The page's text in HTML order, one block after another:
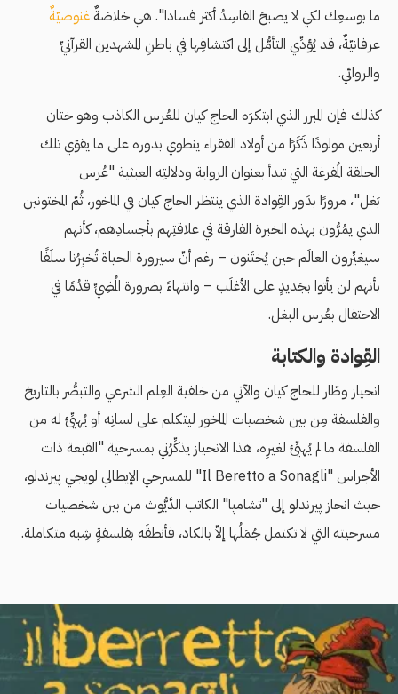
ما بوسعِك لكي لا يصبحَ الفاسِدُ أكثر فسادا". هي خلاصَةٌ غنوصيّةٌ
عرفانيّةٌ، قد يُؤدِّي التأمُّل إلى اكتشافِها في باطنِ المشهدين القرآنيِّ
والروائي.
كذلك فإن المبرر الذي ابتكرَه الحاج كيان للعُرس الكاذب وهو ختان
أربعين مولودًا ذَكَرًا من أولاد الفقراء ينطوي بدوره على ما يقوّي تلك
الحلقة المُفرغة التي تبدأ بعنوان الرواية ودلالتِه العبثية "عُرس
بَغل"، مرورًا بدَور القِوادة الذي ينتظر الحاج كيان في الماخور، ثُمّ المختونين
الذي يمُرُّون بهذه الخبرة الفارقة في علاقتِهم بأجسادِهم، كأنهم
سيغيِّرون العالَم حين يُختَنون – رغم أنّ سيرورة الحياة تُخبِرُنا سلَفًا
بأنهم لن يأتوا بجَديدٍ على الأغلَب – وانتهاءً بضرورة المُضِيِّ قدُمًا في
الاحتفال بعُرس البغل.
القِوادة والكتابة
انحياز وطّار للحاج كيان والآتي من خلفية العِلم الشرعي والتبصُّر بالتاريخ
والفلسفة مِن بين شخصيات الماخور ليتكلم على لسانِه أو يُهيِّئ له من
الفلسفة ما لم يُهيِّئ لغيرِه، هذا الانحياز يذكِّرُني بمسرحية "القبعة ذات
الأجراس "Il Beretto a Sonagli" للمسرحي الإيطالي لويجي پيرندلو،
حيث انحاز پيرندلو إلى "تشامپا" الكاتب الدَّيُّوث من بين شخصيات
مسرحيته التي لا تكتمل جُمَلُها إلاّ بالكاد، فأنطقَه بفلسفةٍ شِبه متكاملة.